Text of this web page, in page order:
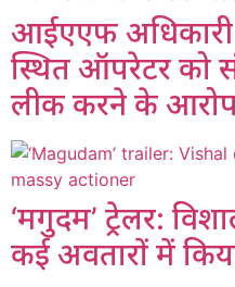
आईएएफ अधिकारी
स्थित ऑपरेटर को
लीक करने के
‘मगुदम’ ट्रेलर:
कई अवतारों में